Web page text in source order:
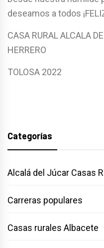
deseamos a todos
CASA RURAL ALCALA
HERRERO
TOLOSA 2022
Categorías
Alcalá del Júcar Casas
Carreras populares
Casas rurales Albacete